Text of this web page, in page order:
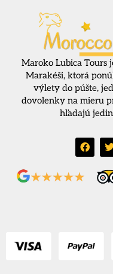
Maroko Lubica Tours
Marakéši, ktorá
výlety do púšte,
dovolenky na mieru
hľadajú